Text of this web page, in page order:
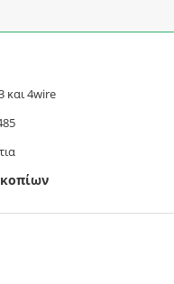
και 4wire